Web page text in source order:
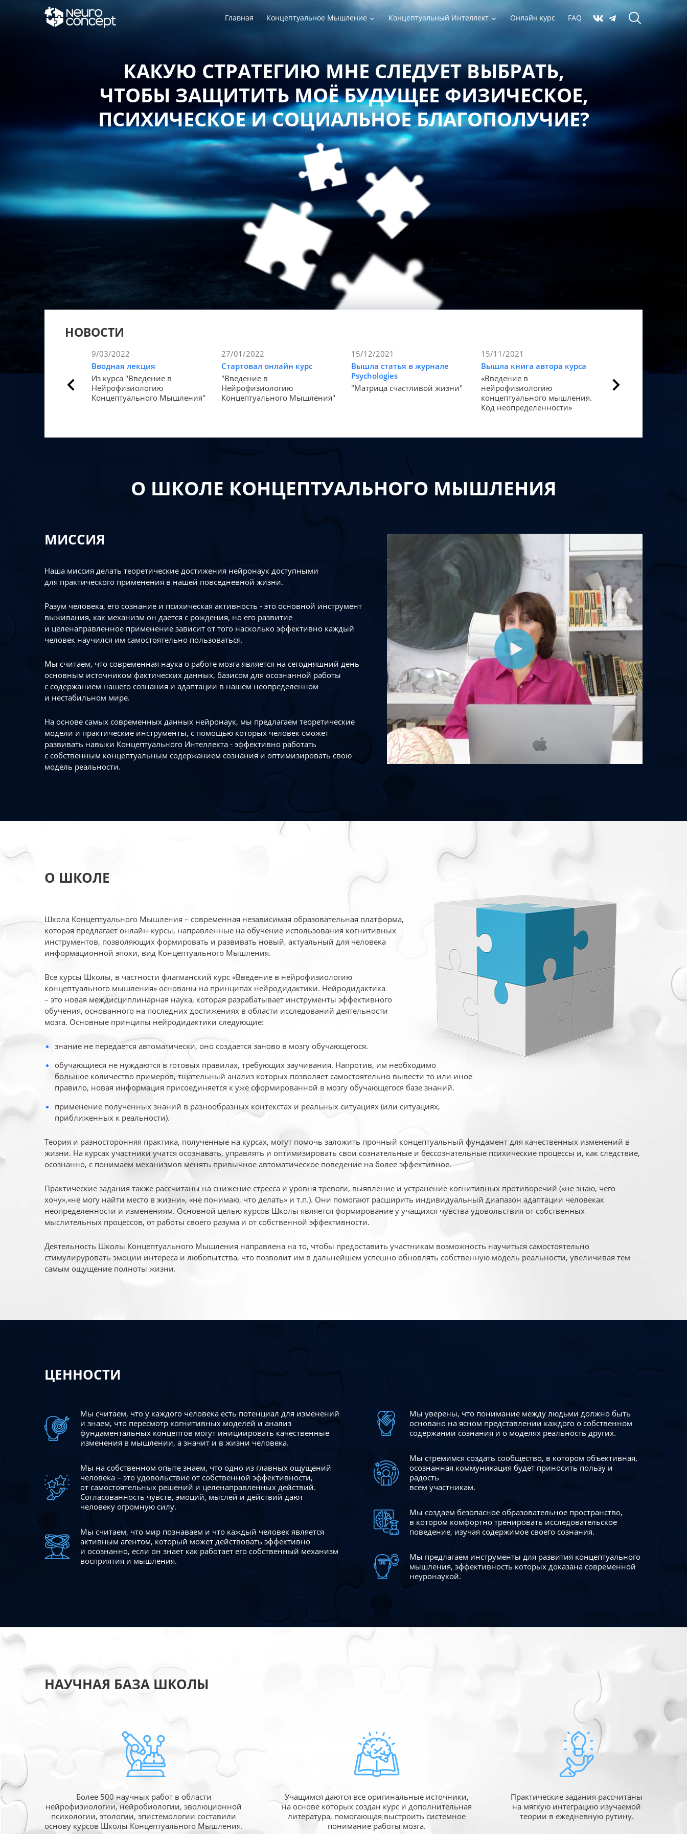
Главная Концептуальное Мышление Концептуальный Интеллект Онлайн курс FAQ
КАКУЮ СТРАТЕГИЮ МНЕ СЛЕДУЕТ ВЫБРАТЬ,
ЧТОБЫ ЗАЩИТИТЬ МОЁ БУДУЩЕЕ ФИЗИЧЕСКОЕ,
ПСИХИЧЕСКОЕ И СОЦИАЛЬНОЕ БЛАГОПОЛУЧИЕ?
НОВОСТИ
9/03/2022
Вводная лекция
Из курса "Введение в
Нейрофизиологию
Концептуального Мышления"
27/01/2022
Стартовал онлайн курс
"Введение в
Нейрофизиологию
Концептуального Мышления"
15/12/2021
Вышла статья в журнале
Psychologies
"Матрица счастливой жизни"
15/11/2021
Вышла книга автора курса
«Введение в
нейрофизиологию
концептуального мышления.
Код неопределенности»
Статья в Forbes
Как мозг
«счастье».
О ШКОЛЕ КОНЦЕПТУАЛЬНОГО МЫШЛЕНИЯ
МИССИЯ
Наша миссия делать теоретические достижения нейронаук доступными
для практического применения в нашей повседневной жизни.
Разум человека, его сознание и психическая активность - это основной инструмент
выживания, как механизм он дается с рождения, но его развитие
и целенаправленное применение зависит от того насколько эффективно каждый
человек научился им самостоятельно пользоваться.
Мы считаем, что современная наука о работе мозга является на сегодняшний день
основным источником фактических данных, базисом для осознанной работы
с содержанием нашего сознания и адаптации в нашем неопределенном
и нестабильном мире.
На основе самых современных данных нейронаук, мы предлагаем теоретические
модели и практические инструменты, с помощью которых человек сможет
развивать навыки Концептуального Интеллекта - эффективно работать
с собственным концептуальным содержанием сознания и оптимизировать свою
модель реальности.
О ШКОЛЕ
Школа Концептуального Мышления – современная независимая образовательная платформа,
которая предлагает онлайн-курсы, направленные на обучение использования когнитивных
инструментов, позволяющих формировать и развивать новый, актуальный для человека
информационной эпохи, вид Концептуального Мышления.
Все курсы Школы, в частности флагманский курс «Введение в нейрофизиологию
концептуального мышления» основаны на принципах нейродидактики. Нейродидактика
– это новая междисциплинарная наука, которая разрабатывает инструменты эффективного
обучения, основанного на последних достижениях в области исследований деятельности
мозга. Основные принципы нейродидактики следующие:
знание не передается автоматически, оно создается заново в мозгу обучающегося.
обучающиеся не нуждаются в готовых правилах, требующих заучивания. Напротив, им необходимо
большое количество примеров, тщательный анализ которых позволяет самостоятельно вывести то или иное
правило, новая информация присоединяется к уже сформированной в мозгу обучающегося базе знаний.
применение полученных знаний в разнообразных контекстах и реальных ситуациях (или ситуациях,
приближенных к реальности).
Теория и разносторонняя практика, полученные на курсах, могут помочь заложить прочный концептуальный фундамент для качественных изменений в
жизни. На курсах участники учатся осознавать, управлять и оптимизировать свои сознательные и бессознательные психические процессы и, как следствие,
осознанно, с понимаем механизмов менять привычное автоматическое поведение на более эффективное.
Практические задания также рассчитаны на снижение стресса и уровня тревоги, выявление и устранение когнитивных противоречий («не знаю, чего
хочу»,«не могу найти место в жизни», «не понимаю, что делать» и т.п.). Они помогают расширить индивидуальный диапазон адаптации человекак
неопределенности и изменениям. Основной целью курсов Школы является формирование у учащихся чувства удовольствия от собственных
мыслительных процессов, от работы своего разума и от собственной эффективности.
Деятельность Школы Концептуального Мышления направлена на то, чтобы предоставить участникам возможность научиться самостоятельно
стимулируровать эмоции интереса и любопытства, что позволит им в дальнейшем успешно обновлять собственную модель реальности, увеличивая тем
самым ощущение полноты жизни.
ЦЕННОСТИ
Мы считаем, что у каждого человека есть потенциал для изменений
и знаем, что пересмотр когнитивных моделей и анализ
фундаментальных концептов могут инициировать качественные
изменения в мышлении, а значит и в жизни человека.
Мы на собственном опыте знаем, что одно из главных ощущений
человека – это удовольствие от собственной эффективности,
от самостоятельных решений и целенаправленных действий.
Согласованность чувств, эмоций, мыслей и действий дают
человеку огромную силу.
Мы считаем, что мир познаваем и что каждый человек является
активным агентом, который может действовать эффективно
и осознанно, если он знает как работает его собственный механизм
восприятия и мышления.
Мы уверены, что понимание между людьми должно быть
основано на ясном представлении каждого о собственном
содержании сознания и о моделях реальность других.
Мы стремимся создать сообщество, в котором объективная,
осознанная коммуникация будет приносить пользу и
радость
всем участникам.
Мы создаем безопасное образовательное пространство,
в котором комфортно тренировать исследовательское
поведение, изучая содержимое своего сознания.
Мы предлагаем инструменты для развития концептуального
мышления, эффективность которых доказана современной
неуронаукой.
НАУЧНАЯ БАЗА ШКОЛЫ
Более 500 научных работ в области
нейрофизиологии, нейробиологии, эволюционной
психологии, этологии, эпистемологии составили
основу курсов Школы Концептуального Мышления.
Учащимся даются все оригинальные источники,
на основе которых создан курс и дополнительная
литература, помогающая выстроить системное
понимание работы мозга.
Практические задания рассчитаны
на мягкую интеграцию изучаемой
теории в ежедневную рутину.